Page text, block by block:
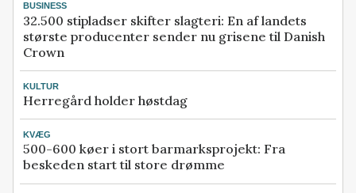
BUSINESS
32.500 stipladser skifter slagteri: En af landets
største producenter sender nu grisene til Danish
Crown
KULTUR
Herregård holder høstdag
KVÆG
500-600 køer i stort barmarksprojekt: Fra
beskeden start til store drømme